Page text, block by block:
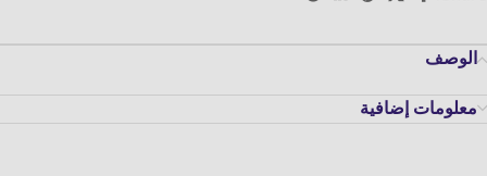
الوصف
معلومات إضافية